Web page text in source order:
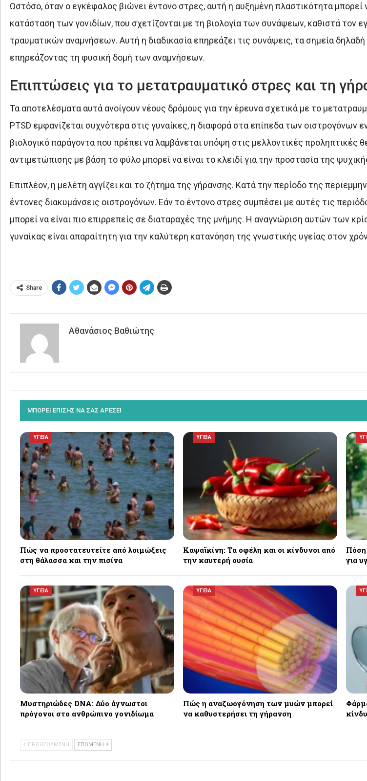
Ωστόσο, όταν ο εγκέφαλος βιώνει έντονο στρες, αυτή η αυξημένη πλαστικότητα μπορεί
κατάσταση των γονιδίων, που σχετίζονται με τη βιολογία των συνάψεων, καθιστά τον
τραυματικών αναμνήσεων. Αυτή η διαδικασία επηρεάζει τις συνάψεις, τα σημεία
επηρεάζοντας τη φυσική δομή των αναμνήσεων.
Επιπτώσεις για το μετατραυματικό στρες και τη
Τα αποτελέσματα αυτά ανοίγουν νέους δρόμους για την έρευνα σχετικά με το
PTSD εμφανίζεται συχνότερα στις γυναίκες, η διαφορά στα επίπεδα των οιστρογόνων
βιολογικό παράγοντα που πρέπει να λαμβάνεται υπόψη στις μελλοντικές προληπτικές
αντιμετώπισης με βάση το φύλο μπορεί να είναι το κλειδί για την προστασία της
Επιπλέον, η μελέτη αγγίζει και το ζήτημα της γήρανσης. Κατά την περίοδο της
έντονες διακυμάνσεις οιστρογόνων. Εάν το έντονο στρες συμπέσει με αυτές τις
μπορεί να είναι πιο επιρρεπείς σε διαταραχές της μνήμης. Η αναγνώριση αυτών των
γυναίκας είναι απαραίτητη για την καλύτερη κατανόηση της γνωστικής υγείας στον
Share
Αθανάσιος Βαθιώτης
ΜΠΟΡΕΙ ΕΠΙΣΗΣ ΝΑ ΣΑΣ ΑΡΕΣΕΙ
ΥΓΕΙΑ
Πώς να προστατευτείτε από λοιμώξεις
στη θάλασσα και την πισίνα
ΥΓΕΙΑ
Καψαϊκίνη: Τα οφέλη και οι κίνδυνοι από
την καυτερή ουσία
Πόση
για
ΥΓΕΙΑ
Μυστηριώδες DNA: Δύο άγνωστοι
πρόγονοι στο ανθρώπινο γονιδίωμα
ΥΓΕΙΑ
Πώς η αναζωογόνηση των μυών μπορεί
να καθυστερήσει τη γήρανση
ΠΡΟΗΓΟΥΜΕΝΗ ΕΠΟΜΕΝΗ